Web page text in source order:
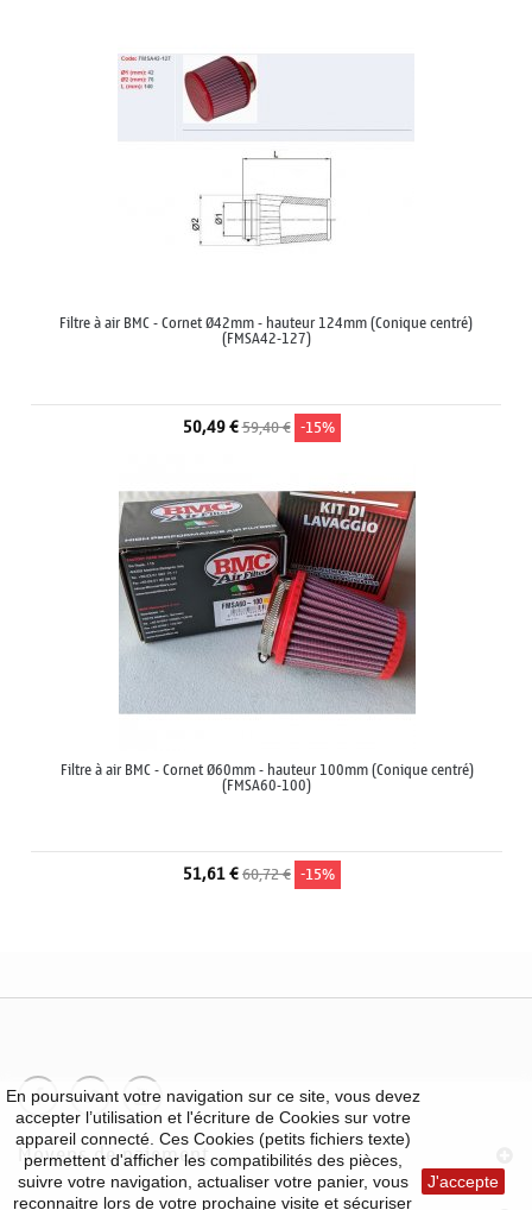
Filtre à air BMC - Cornet Ø42mm - hauteur 124mm (Conique centré)
(FMSA42-127)
50,49 €59,40 € -15%
Filtre à air BMC - Cornet Ø60mm - hauteur 100mm (Conique centré)
(FMSA60-100)
51,61 €60,72 € -15%
Moyens de paiement
En poursuivant votre navigation sur ce site, vous devez
accepter l’utilisation et l'écriture de Cookies sur votre
appareil connecté. Ces Cookies (petits fichiers texte)
permettent d'afficher les compatibilités des pièces,
suivre votre navigation, actualiser votre panier, vous
reconnaitre lors de votre prochaine visite et sécuriser
J'accepte